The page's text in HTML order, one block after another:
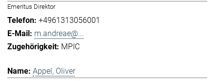
Emeritus Direktor
+4961313056001
m.andreae@...
MPIC
Appel, Oliver